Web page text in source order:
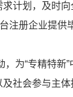
计划，及时
注册企业提供
为“专精特新
社会参与主